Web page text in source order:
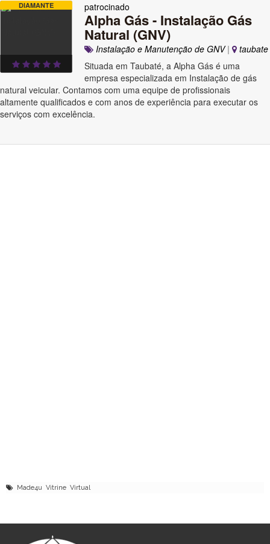
DIAMANTE patrocinado
Alpha Gás - Instalação Gás
Natural (GNV)
Instalação e Manutenção de GNV|
taubate
Situada em Taubaté, a Alpha Gás é uma
empresa especializada em Instalação de gás
natural veicular. Contamos com uma equipe de profissionais
altamente qualificados e com anos de experiência para executar os
serviços com excelência.
Made4u Vitrine Virtual